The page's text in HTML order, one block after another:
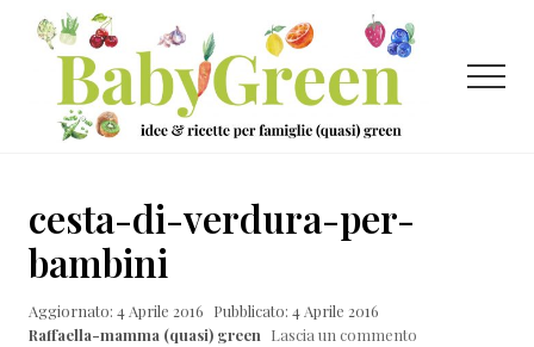
Menu
Passa
contenuto
principale
Passa
laterale
primaria
Passa
ricette
per
famiglie
Menu
cesta-di-verdura-per-
bambini
Aggiornato: 4 Aprile 2016 Pubblicato: 4 Aprile 2016
Raffaella-mamma (quasi) green Lascia un commento